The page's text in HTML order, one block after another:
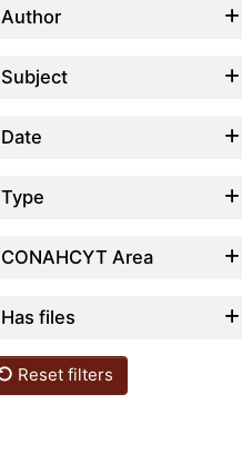
Author
Subject
Date
Type
CONAHCYT Area
Has files
Reset filters